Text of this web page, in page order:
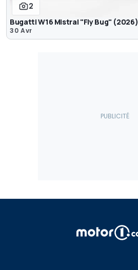
2
Bugatti W16 Mistral "Fly Bug" (2026)
30 Avr